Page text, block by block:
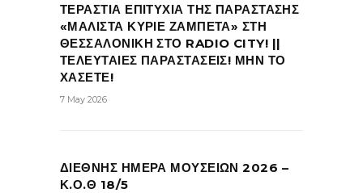
ΤΕΡΑΣΤΙΑ ΕΠΙΤΥΧΙΑ ΤΗΣ ΠΑΡΑΣΤΑΣΗΣ
«ΜΑΛΙΣΤΑ ΚΥΡΙΕ ΖΑΜΠΕΤΑ» ΣΤΗ
ΘΕΣΣΑΛΟΝΙΚΗ ΣΤΟ RADIO CITY! ||
ΤΕΛΕΥΤΑΙΕΣ ΠΑΡΑΣΤΑΣΕΙΣ! ΜΗΝ ΤΟ
ΧΑΣΕΤΕ!
7 May 2026
ΔΙΕΘΝΗΣ ΗΜΕΡΑ ΜΟΥΣΕΙΩΝ 2026 –
Κ.Ο.Θ 18/5